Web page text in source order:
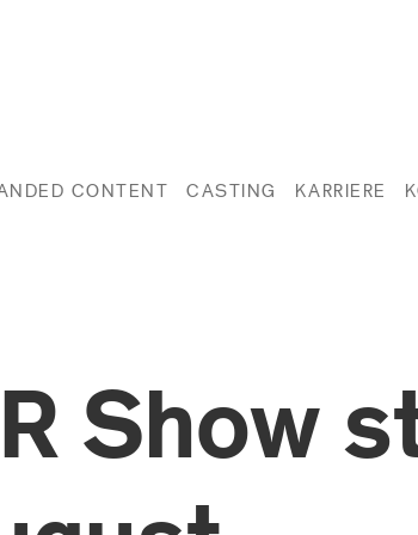
CONTENT CASTING KARRIERE
Show